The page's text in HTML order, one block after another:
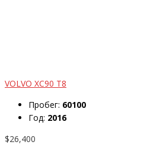
VOLVO XC90 T8
Пробег: 60100
Год: 2016
$26,400